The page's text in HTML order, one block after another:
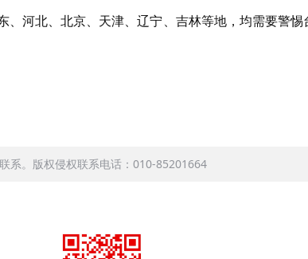
河北、北京、天津、辽宁、吉林等地，均需要警惕
系。版权侵权联系电话：010-85201664